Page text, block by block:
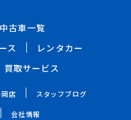
中古車一覧
ス
レンタカー
買取サービス
店 スタッフブログ
会社情報